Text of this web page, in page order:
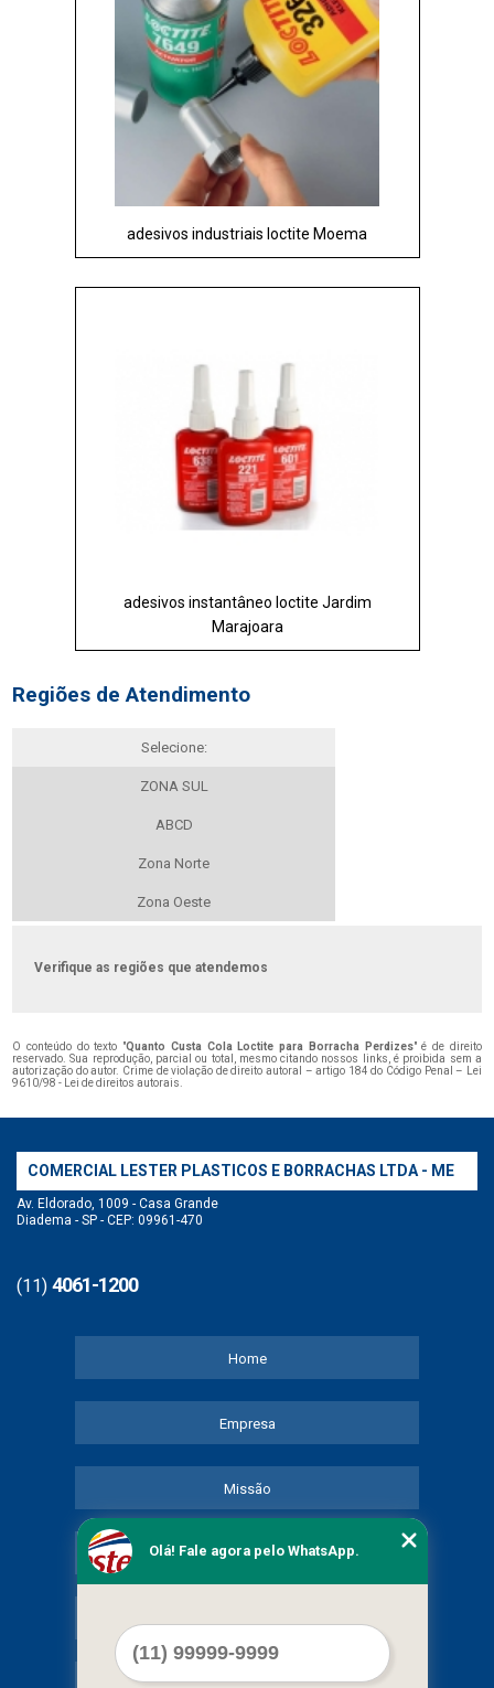
adesivos industriais loctite Moema
adesivos instantâneo loctite Jardim
Marajoara
Regiões de Atendimento
Selecione:
ZONA SUL
ABCD
Zona Norte
Zona Oeste
Verifique as regiões que atendemos
O conteúdo do texto "Quanto Custa Cola Loctite para Borracha Perdizes" é de direito
reservado. Sua reprodução, parcial ou total, mesmo citando nossos links, é proibida sem a
autorização do autor. Crime de violação de direito autoral – artigo 184 do Código Penal –
Lei
9610/98 - Lei de direitos autorais
COMERCIAL LESTER PLASTICOS E BORRACHAS LTDA - ME
Av. Eldorado, 1009 - Casa Grande
Diadema - SP - CEP: 09961-470
(11) 4061-1200
Home
Empresa
Missão
Serviços
Mapa do site
Olá! Fale agora pelo WhatsApp.